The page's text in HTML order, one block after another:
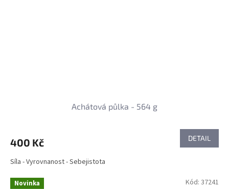
Achátová půlka - 564 g
400 Kč DETAIL
Síla - Vyrovnanost - Sebejistota
Novinka
Kód: 37241